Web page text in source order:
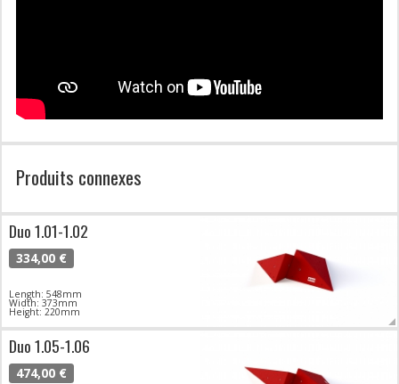
Produits connexes
Duo 1.01-1.02
334,00 €
Length: 548mm
Width: 373mm
Height: 220mm
Duo 1.05-1.06
474,00 €